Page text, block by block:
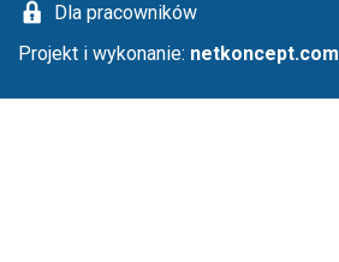
Dla pracowników
Projekt i wykonanie: netkoncept.com